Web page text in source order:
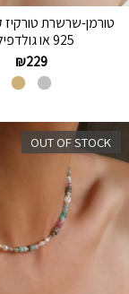
טורמן-שרשרת
925 או גולדפילד
₪229
OUT OF STOCK